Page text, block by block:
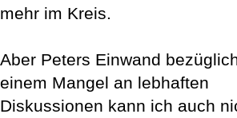
mehr im Kreis.
Aber Peters Einwand
einem Mangel an lebhaften
Diskussionen kann ich auch